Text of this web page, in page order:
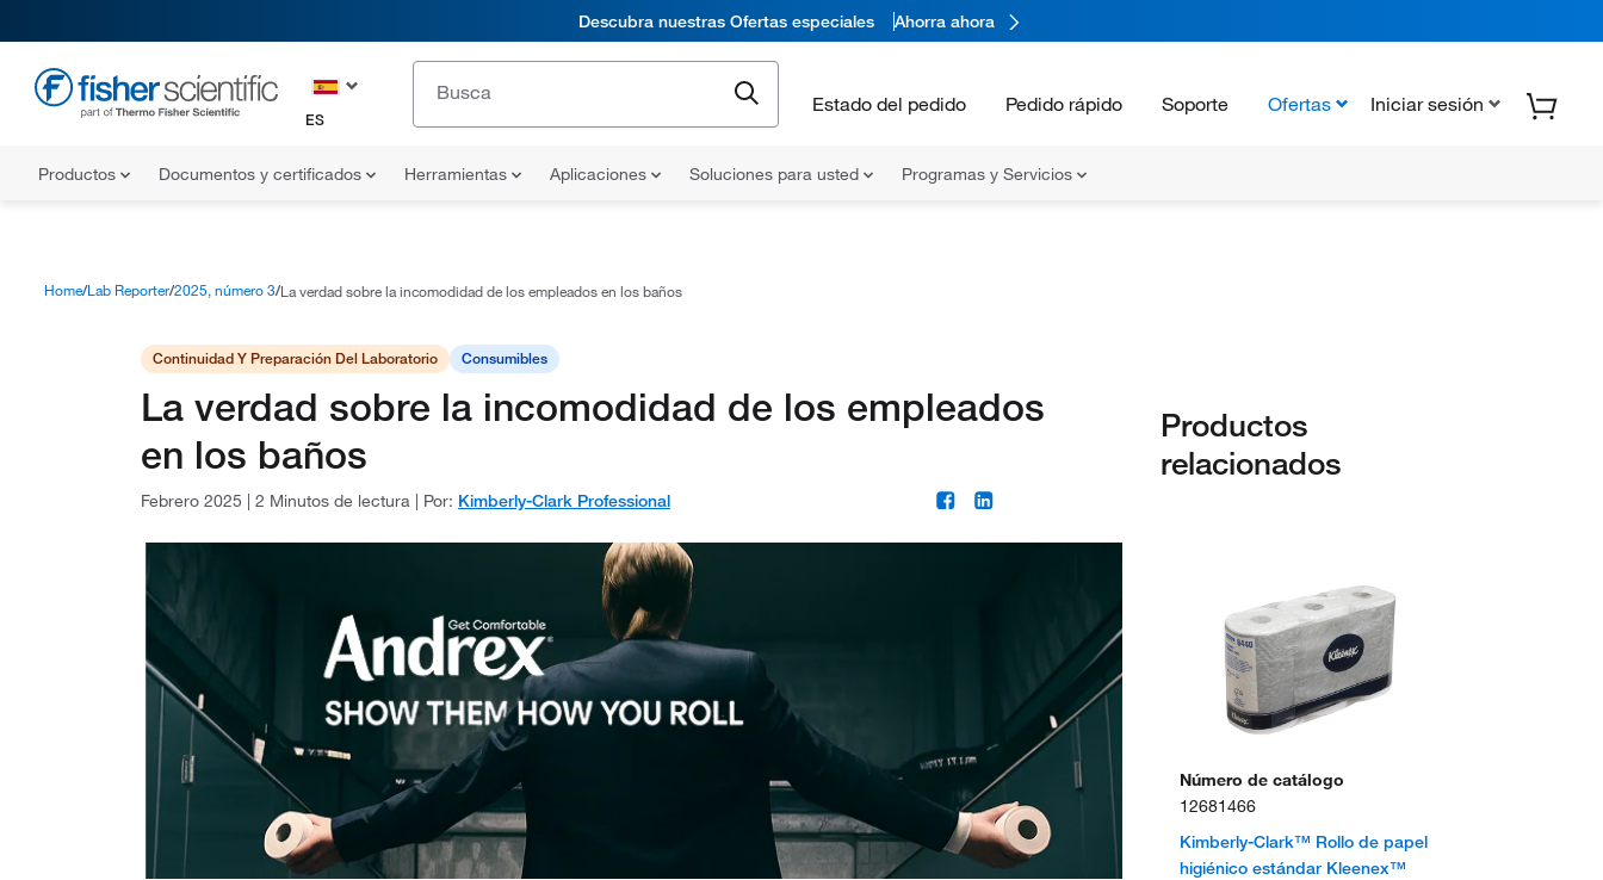
Descubra nuestras Ofertas especiales Ahorra ahora
ES
Estado del pedido Pedido rápido Soporte Ofertas Iniciar sesión
Productos Documentos y certificados Herramientas Aplicaciones Soluciones para usted Programas y Servicios
Home Lab Reporter 2025, número 3 La verdad sobre la incomodidad de los empleados en los baños
Continuidad Y Preparación Del Laboratorio Consumibles
La verdad sobre la incomodidad de los empleados
en los baños
Febrero 2025 | 2 Minutos de lectura | Por: Kimberly-Clark Professional
Productos
relacionados
Número de catálogo
12681466
Kimberly-Clark™ Rollo de papel
higiénico estándar Kleenex™